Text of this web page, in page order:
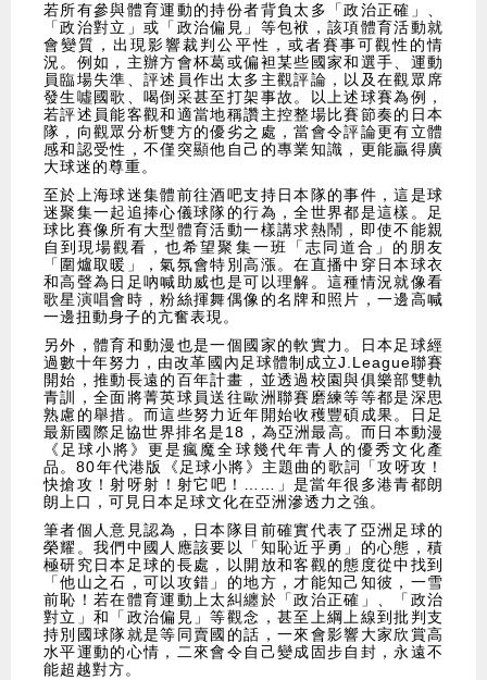
若所有參與體育運動的持份者背負太多「政治正確」、
「政治對立」或「政治偏見」等包袱，該項體育活動就
會變質，出現影響裁判公平性，或者賽事可觀性的情
況。例如，主辦方會杯葛或偏袒某些國家和選手、運動
員臨場失準、評述員作出太多主觀評論，以及在觀眾席
發生噓國歌、喝倒采甚至打架事故。以上述球賽為例，
若評述員能客觀和適當地稱讚主控整場比賽節奏的日本
隊，向觀眾分析雙方的優劣之處，當會令評論更有立體
感和認受性，不僅突顯他自己的專業知識，更能贏得廣
大球迷的尊重。
至於上海球迷集體前往酒吧支持日本隊的事件，這是球
迷聚集一起追捧心儀球隊的行為，全世界都是這樣。足
球比賽像所有大型體育活動一樣講求熱鬧，即使不能親
自到現場觀看，也希望聚集一班「志同道合」的朋友
「圍爐取暖」，氣氛會特別高漲。在直播中穿日本球衣
和高聲為日足吶喊助威也是可以理解。這種情況就像看
歌星演唱會時，粉絲揮舞偶像的名牌和照片，一邊高喊
一邊扭動身子的亢奮表現。
另外，體育和動漫也是一個國家的軟實力。日本足球經
過數十年努力，由改革國內足球體制成立J.League聯賽
開始，推動長遠的百年計畫，並透過校園與俱樂部雙軌
青訓，全面將菁英球員送往歐洲聯賽磨練等等都是深思
熟慮的舉措。而這些努力近年開始收穫豐碩成果。日足
最新國際足協世界排名是18，為亞洲最高。而日本動漫
《足球小將》更是瘋魔全球幾代年青人的優秀文化產
品。80年代港版《足球小將》主題曲的歌詞「攻呀攻！
快搶攻！射呀射！射它吧！……」是當年很多港青都朗
朗上口，可見日本足球文化在亞洲滲透力之強。
筆者個人意見認為，日本隊目前確實代表了亞洲足球的
榮耀。我們中國人應該要以「知恥近乎勇」的心態，積
極研究日本足球的長處，以開放和客觀的態度從中找到
「他山之石，可以攻錯」的地方，才能知己知彼，一雪
前恥！若在體育運動上太糾纏於「政治正確」、「政治
對立」和「政治偏見」等觀念，甚至上綱上線到批判支
持別國球隊就是等同賣國的話，一來會影響大家欣賞高
水平運動的心情，二來會令自己變成固步自封，永遠不
能超越對方。